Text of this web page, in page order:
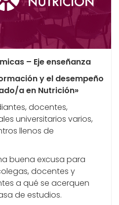
– Eje enseñanza
y el desempeño
a en Nutrición»
docentes,
universitarios varios,
llenos de
buena excusa para
docentes y
a qué se acerquen
de estudios.